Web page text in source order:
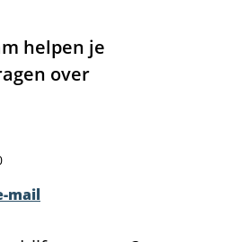
helpen je
over
mail